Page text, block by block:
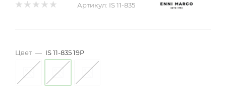
Артикул: IS 11-835
Цвет — IS 11-835 19P